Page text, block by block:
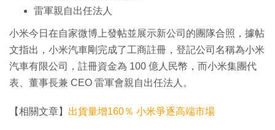
雷軍親自出任法人
小米今日在自家微博上發帖並展示新公司的團隊合照，據帖
文指出，小米汽車剛完成了工商註冊，登記公司名稱為小米
汽車有限公司，註冊資金為 100 億人民幣，而小米集團代
表、董事長兼 CEO 雷軍會親自出任法人。
【相關文章】 出貨量增160％ 小米爭逐高端市場